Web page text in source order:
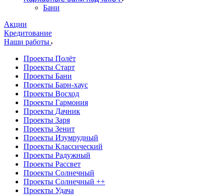
Бани
Акции
Кредитование
Наши работы
Проекты Полёт
Проекты Старт
Проекты Бани
Проекты Барн-хаус
Проекты Восход
Проекты Гармония
Проекты Дачник
Проекты Заря
Проекты Зенит
Проекты Изумрудный
Проекты Классический
Проекты Радужный
Проекты Рассвет
Проекты Солнечный
Проекты Солнечный ++
Проекты Удача